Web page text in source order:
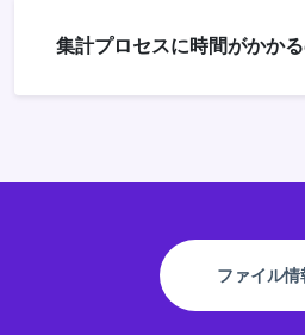
集計プロセスに時間がかか
ファイル情